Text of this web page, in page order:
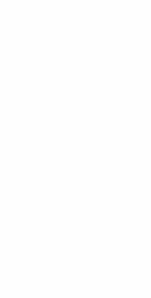
INGREDIENTI per
300 gr: uva fragola,
zucchero 30g per
INGREDIENTI per
150 gr: farina tipo 1
SCOPRI LA TENUTA
DIRETTAMENTE IN